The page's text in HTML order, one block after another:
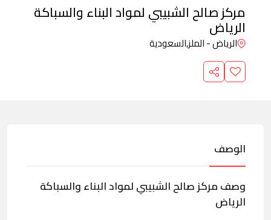
مركز صالح الشبيبي لمواد البناء والسباكة
الرياض
الرياض - الملز,السعودية
الوصف
وصف مركز صالح الشبيبي لمواد البناء والسباكة
الرياض